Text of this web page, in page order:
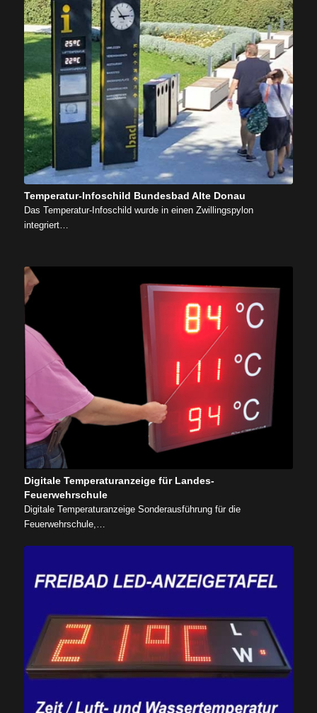
Temperatur-Infoschild Bundesbad Alte Donau
Das Temperatur-Infoschild wurde in einen Zwillingspylon
integriert…
Digitale Temperaturanzeige für Landes-
Feuerwehrschule
Digitale Temperaturanzeige Sonderausführung für die
Feuerwehrschule,…